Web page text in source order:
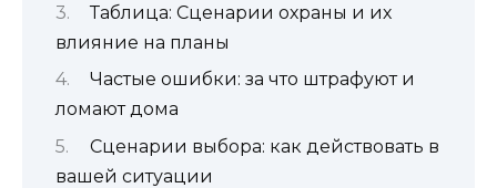
Таблица: Сценарии охраны и их
влияние на планы
Частые ошибки: за что штрафуют и
ломают дома
Сценарии выбора: как действовать в
вашей ситуации